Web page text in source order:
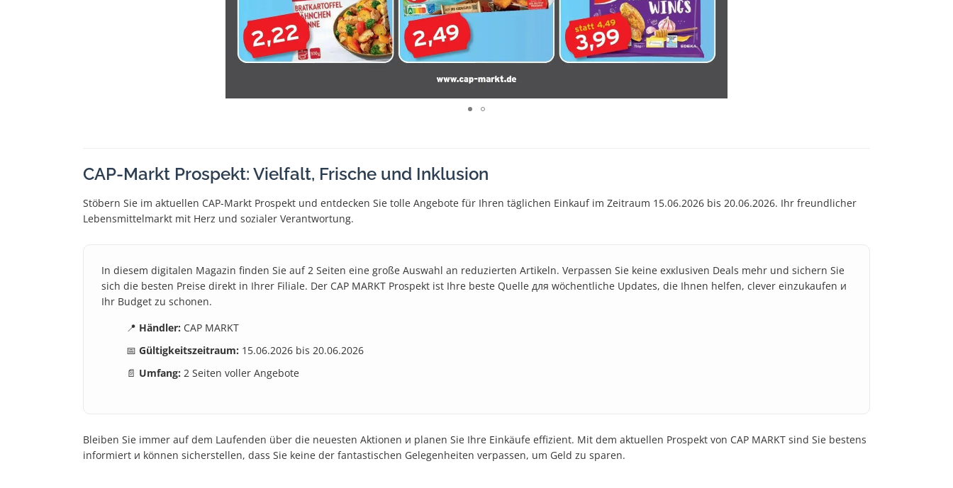
CAP-Markt Prospekt: Vielfalt, Frische und Inklusion
Stöbern Sie im aktuellen CAP-Markt Prospekt und entdecken Sie tolle Angebote für Ihren täglichen Einkauf im Zeitraum 15.06.2026 bis 20.06.2026. Ihr freundlicher
Lebensmittelmarkt mit Herz und sozialer Verantwortung.
In diesem digitalen Magazin finden Sie auf 2 Seiten eine große Auswahl an reduzierten Artikeln. Verpassen Sie keine exкlusiven Deals mehr und sichern Sie
sich die besten Preise direkt in Ihrer Filiale. Der CAP MARKT Prospekt ist Ihre beste Quelle для wöchentliche Updates, die Ihnen helfen, clever einzukaufen и
Ihr Budget zu schonen.
📍 Händler: CAP MARKT
📅 Gültigkeitszeitraum: 15.06.2026 bis 20.06.2026
📄 Umfang: 2 Seiten voller Angebote
Bleiben Sie immer auf dem Laufenden über die neuesten Aktionen и planen Sie Ihre Einkäufe effizient. Mit dem aktuellen Prospekt von CAP MARKT sind Sie bestens
informiert и können sicherstellen, dass Sie keine der fantastischen Gelegenheiten verpassen, um Geld zu sparen.